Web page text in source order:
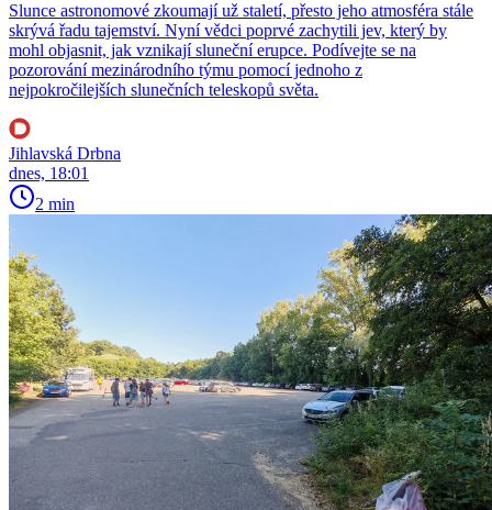
Slunce astronomové zkoumají už staletí, přesto jeho atmosféra stále
skrývá řadu tajemství. Nyní vědci poprvé zachytili jev, který by
mohl objasnit, jak vznikají sluneční erupce. Podívejte se na
pozorování mezinárodního týmu pomocí jednoho z
nejpokročilejších slunečních teleskopů světa.
Jihlavská Drbna
dnes, 18:01
2 min